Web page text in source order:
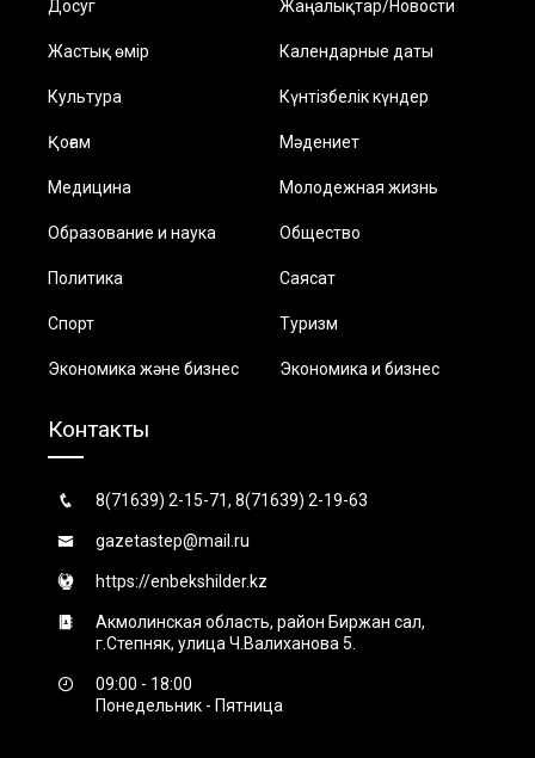
Досуг Жаңалықтар/Новости
Жастық өмір Календарные даты
Культура Күнтізбелік күндер
Қоғам Мәдениет
Медицина Молодежная жизнь
Образование и наука Общество
Политика Саясат
Спорт Туризм
Экономика және бизнес Экономика и бизнес
Контакты
8(71639) 2-15-71, 8(71639) 2-19-63
gazetastep@mail.ru
https://enbekshilder.kz
Акмолинская область, район Биржан сал,
г.Степняк, улица Ч.Валиханова 5.
09:00 - 18:00
Понедельник - Пятница